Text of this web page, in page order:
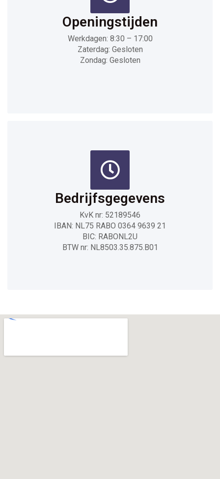
Openingstijden
Werkdagen: 8:30 – 17:00
Zaterdag: Gesloten
Zondag: Gesloten
Bedrijfsgegevens
KvK nr: 52189546
IBAN: NL75 RABO 0364 9639 21
BIC: RABONL2U
BTW nr: NL8503.35.875.B01